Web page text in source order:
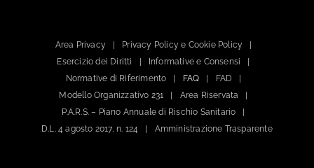
Area Privacy
Privacy Policy e Cookie Policy
Esercizio dei Diritti
Informative e Consensi
Normative di Riferimento
FAQ
FAD
Modello Organizzativo 231
Area Riservata
P.A.R.S. – Piano Annuale di Rischio Sanitario
D.L. 4 agosto 2017, n. 124
Amministrazione Trasparente